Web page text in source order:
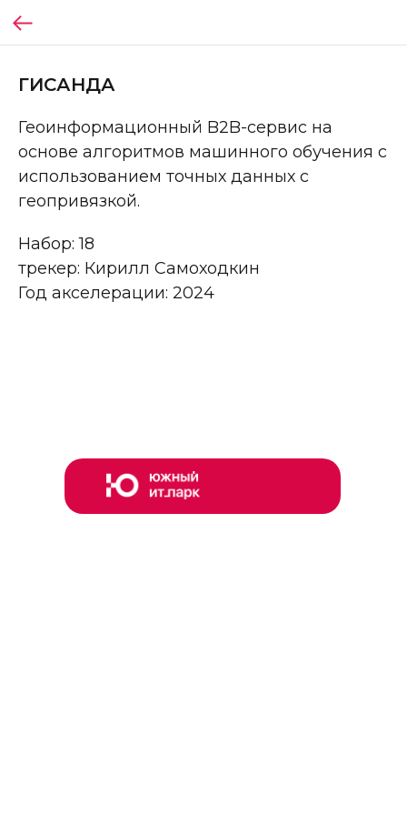
ГИСАНДА
Геоинформационный B2B-сервис на
основе алгоритмов машинного обучения с
использованием точных данных с
геопривязкой.
Набор: 18
трекер: Кирилл Самоходкин
Год акселерации: 2024